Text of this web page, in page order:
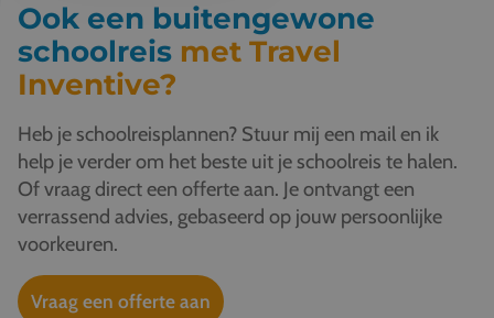
Ook een buitengewone
schoolreis met Travel
Inventive?
Heb je schoolreisplannen? Stuur mij een mail en ik
help je verder om het beste uit je schoolreis te halen.
Of vraag direct een offerte aan. Je ontvangt een
verrassend advies, gebaseerd op jouw persoonlijke
voorkeuren.
Vraag een offerte aan